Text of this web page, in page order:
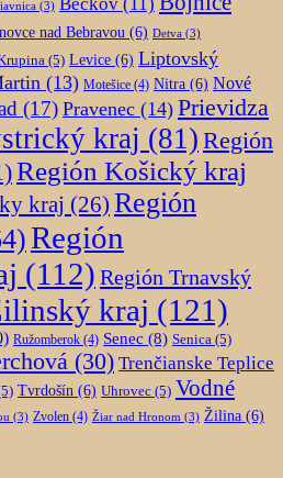
(3)
nad Bebravou (6) Detva (3)
(5) Levice (6) Liptovský
(13) Motešice (4) Nitra (6) Nové
(17) Pravenec (14) Prievidza
kraj (81) Región
Región Košický kraj
kraj (26) Región
Región
(112) Región Trnavský
kraj (121)
Ružomberok (4) Senec (8) Senica (5)
(30) Trenčianske Teplice
Tvrdošín (6) Uhrovec (5) Vodné
(3) Zvolen (4) Žiar nad Hronom (3) Žilina (6)